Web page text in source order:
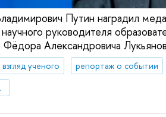
Путин наградил
руководителя
Александровича
взгляд ученого
репортаж о событии